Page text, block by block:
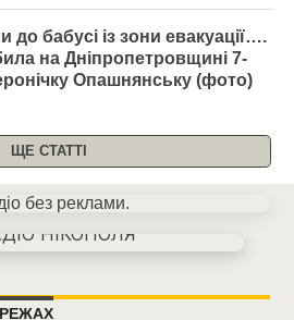
до бабусі із зони евакуації….
на Дніпропетровщині 7-
Опашнянську (фото)
ЩЕ СТАТТІ